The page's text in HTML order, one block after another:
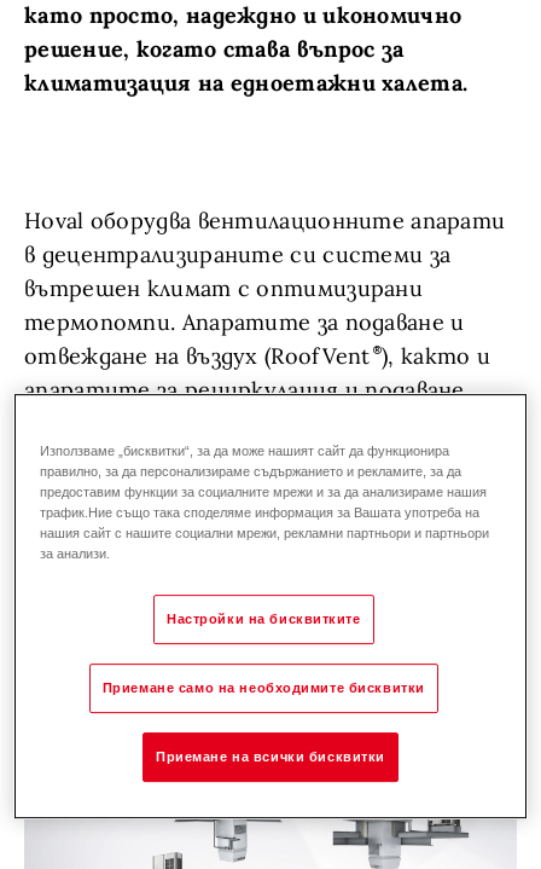
като просто, надеждно и икономично
решение, когато става въпрос за
климатизация на едноетажни халета.
Hoval оборудва вентилационните апарати
в децентрализираните си системи за
вътрешен климат с оптимизирани
термопомпи. Апаратите за подаване и
отвеждане на въздух (RoofVent ), както и
апаратите за рециркулация и подаване
генератор, използващ хладилен агент R32 и
осигуряващ постоянна мощност в широк
температурен диапазон. Това прави
климатизацията с Hoval още по-
ефективна и устойчива.
Използваме „бисквитки“, за да може нашият сайт да функционира
правилно, за да персонализираме съдържанието и рекламите, за да
предоставим функции за социалните мрежи и за да анализираме нашия
трафик.Ние също така споделяме информация за Вашата употреба на
нашия сайт с нашите социални мрежи, рекламни партньори и партньори
за анализи.
Настройки на бисквитките
Приемане само на необходимите бисквитки
Приемане на всички бисквитки